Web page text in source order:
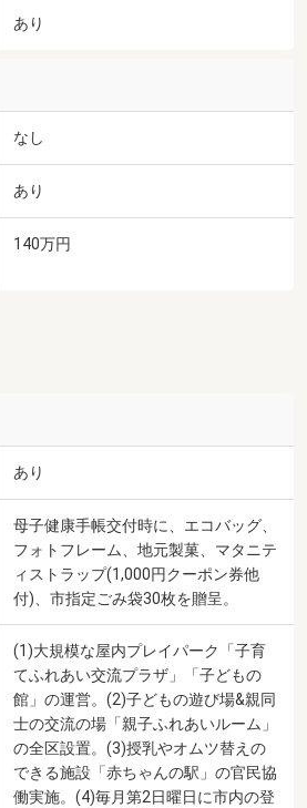
あり
なし
あり
140万円
あり
母子健康手帳交付時に、エコバッグ、
フォトフレーム、地元製菓、マタニテ
ィストラップ(1,000円クーポン券他
付)、市指定ごみ袋30枚を贈呈。
(1)大規模な屋内プレイパーク「子育
てふれあい交流プラザ」「子どもの
館」の運営。(2)子どもの遊び場&親同
士の交流の場「親子ふれあいルーム」
の全区設置。(3)授乳やオムツ替えの
できる施設「赤ちゃんの駅」の官民協
働実施。(4)毎月第2日曜日に市内の登